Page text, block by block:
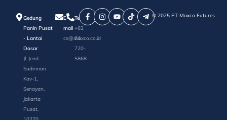
Gedung
Panin Pusat
- Lantai
Dasar
Jl. Jend.
Sudirman
Kav-1,
Senayan,
Jakarta
Pusat,
E-
mail
cs@maxco.co.id
Telepon
+62
21
720-
5868
©️ 2025 PT Maxco Futures